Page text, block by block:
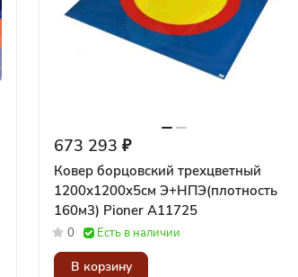
673 293 ₽
Ковер борцовский трехцветный
1200х1200x5см Э+НПЭ(плотность
160м3) Pioner A11725
0 Есть в наличии
В корзину